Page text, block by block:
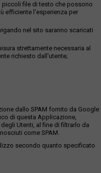
piccoli file di testo che possono
efficiente l'esperienza per
nel sito saranno scaricati
strettamente necessaria al
richiesto dall'utente;
dallo SPAM fornito da Google
di questa Applicazione,
Utenti, al fine di filtrarlo da
come SPAM.
secondo quanto specificato